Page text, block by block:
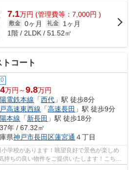
7.1万円 (管理費等：7,000円 )
敷金 0ヶ月 礼金
1ヶ月
1階 / 2LDK / 51.52㎡
トコート
万円～9.8万円
電鉄本線 「西代 」駅 徒歩8分
高速東西線 「高速長田 」駅 徒歩9分
本線 「新長田 」駅 徒歩18分
年 / 67.32㎡
県神戸市長田区蓮宮通 ４丁目
学校があります！眺望良好で景色が楽しめ
持ちの良い物件をご提供いたします！こちら
！当社ス...